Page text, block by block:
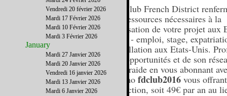
Le Club French District
les ressources nécessaires à la
réalisation de votre projet aux
Unis - emploi, stage,
installation aux Etats-Unis.
ses opportunités et de son
d'entraide en vous abonnant
promo fdclub2016 vous
réduction, soit 49€ par an au
Vendredi 20 février 2026
Mardi 17 Février 2026
Mardi 10 Février 2026
Mardi 3 Février 2026
January
Mardi 27 Janvier 2026
Mardi 20 Janvier 2026
Vendredi 16 janvier 2026
Mardi 13 Janvier 2026
Mardi 6 Janvier 2026